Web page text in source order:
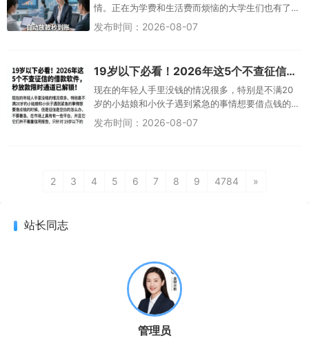
情。正在为学费和生活费而烦恼的大学生们也有了
更多的选择空间。他们不只是一味地坐以待毙，也
可以积极行动起来去寻找自己想要的结果。这些变
发布时间：2026-08-07
19岁以下必看！2026年这5个不查征信的借款软件，秒放款限时通道已解锁
现在的年轻人手里没钱的情况很多，特别是不满20
岁的小姑娘和小伙子遇到紧急的事情想要借点钱的
时候，但是征信是空白的怎么办？不要着急，在市
场上真的有一些平台，并且它们并不看重信用报
发布时间：2026-08-07
2 3 4 5 6 7 8 9 4784 »
站长同志
管理员